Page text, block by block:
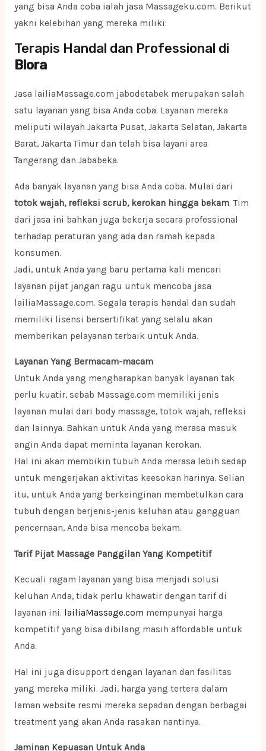
yang bisa Anda coba ialah jasa Massageku.com. Berikut
yakni kelebihan yang mereka miliki:
Terapis Handal dan Professional di
Blora
Jasa lailiaMassage.com jabodetabek merupakan salah
satu layanan yang bisa Anda coba. Layanan mereka
meliputi wilayah Jakarta Pusat, Jakarta Selatan, Jakarta
Barat, Jakarta Timur dan telah bisa layani area
Tangerang dan Jababeka.
Ada banyak layanan yang bisa Anda coba. Mulai dari
totok wajah, refleksi scrub, kerokan hingga bekam. Tim
dari jasa ini bahkan juga bekerja secara professional
terhadap peraturan yang ada dan ramah kepada
konsumen.
Jadi, untuk Anda yang baru pertama kali mencari
layanan pijat jangan ragu untuk mencoba jasa
lailiaMassage.com. Segala terapis handal dan sudah
memiliki lisensi bersertifikat yang selalu akan
memberikan pelayanan terbaik untuk Anda.
Layanan Yang Bermacam-macam
Untuk Anda yang mengharapkan banyak layanan tak
perlu kuatir, sebab Massage.com memiliki jenis
layanan mulai dari body massage, totok wajah, refleksi
dan lainnya. Bahkan untuk Anda yang merasa masuk
angin Anda dapat meminta layanan kerokan.
Hal ini akan membikin tubuh Anda merasa lebih sedap
untuk mengerjakan aktivitas keesokan harinya. Selian
itu, untuk Anda yang berkeinginan membetulkan cara
tubuh dengan berjenis-jenis keluhan atau gangguan
pencernaan, Anda bisa mencoba bekam.
Tarif Pijat Massage Panggilan Yang Kompetitif
Kecuali ragam layanan yang bisa menjadi solusi
keluhan Anda, tidak perlu khawatir dengan tarif di
layanan ini. lailiaMassage.com mempunyai harga
kompetitif yang bisa dibilang masih affordable untuk
Anda.
Hal ini juga disupport dengan layanan dan fasilitas
yang mereka miliki. Jadi, harga yang tertera dalam
laman website resmi mereka sepadan dengan berbagai
treatment yang akan Anda rasakan nantinya.
Jaminan Kepuasan Untuk Anda